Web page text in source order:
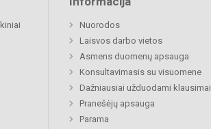
Nuorodos
Laisvos darbo vietos
Asmens duomenų apsauga
Konsultavimasis su visuomene
Dažniausiai užduodami klausimai
Pranešėjų apsauga
Parama